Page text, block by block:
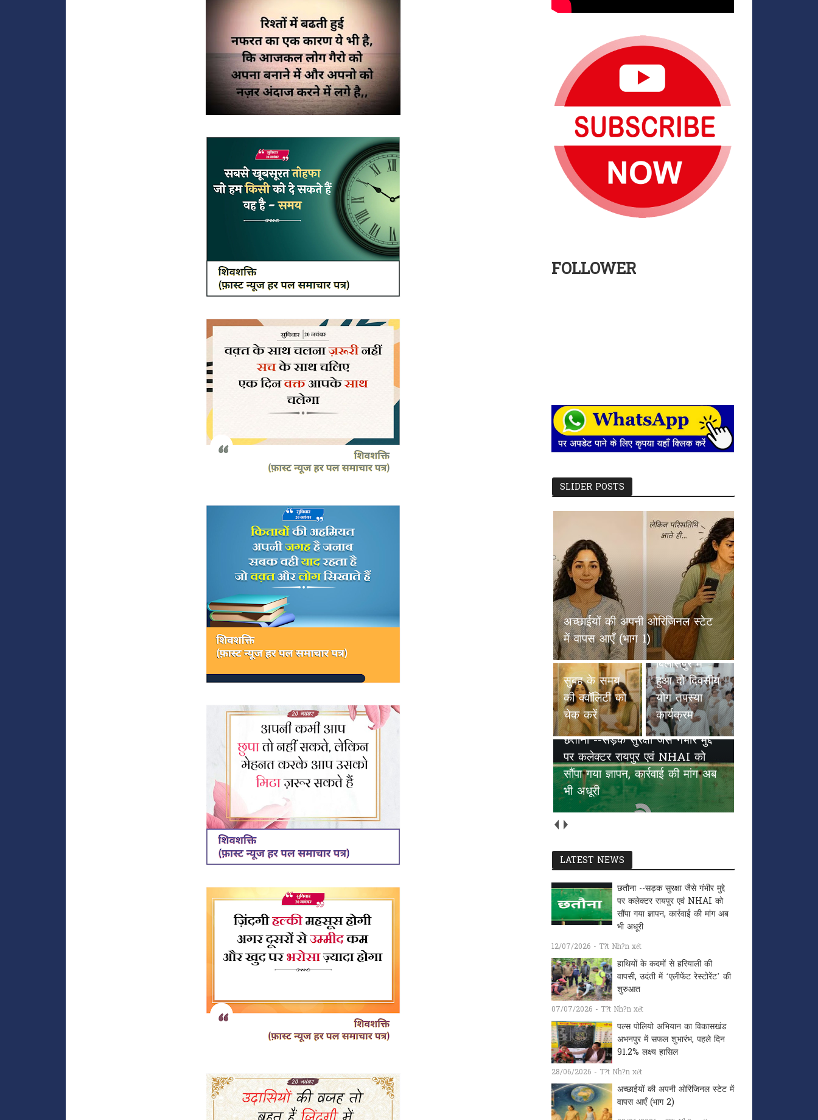
FOLLOWER
SLIDER POSTS
सुबह के समय
की क्वॉलिटी को
चेक करें
ब्रह्माकुमारीज़
सरकंडा
बिलासपुर में
हुआ दो दिवसीय
योग तपस्या
कार्यक्रम
छतौना --सड़क सुरक्षा जैसे गंभीर मुद्दे
पर कलेक्टर रायपुर एवं NHAI को
सौंपा गया ज्ञापन, कार्रवाई की मांग अब
भी अधूरी
हाथियों के कदमों से हरियाली की
वापसी, उदंती में ‘एलीफेंट रेस्टोरेंट’ की
शुरुआत
LATEST NEWS
छतौना --सड़क सुरक्षा जैसे गंभीर मुद्दे
पर कलेक्टर रायपुर एवं NHAI को
सौंपा गया ज्ञापन, कार्रवाई की मांग अब
भी अधूरी
12/07/2026 - T?t Nh?n xét
हाथियों के कदमों से हरियाली की
वापसी, उदंती में ‘एलीफेंट रेस्टोरेंट’ की
शुरुआत
07/07/2026 - T?t Nh?n xét
पल्स पोलियो अभियान का विकासखंड
अभनपुर में सफल शुभारंभ, पहले दिन
91.2% लक्ष्य हासिल
28/06/2026 - T?t Nh?n xét
अच्छाईयों की अपनी ओरिजिनल स्टेट में
वापस आएँ (भाग 2)